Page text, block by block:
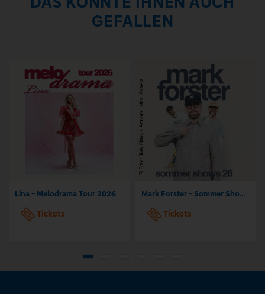
GEFALLEN
Lina - Melodrama Tour 2026
Tickets
Mark Forster - Sommer Shows 2026
Tickets